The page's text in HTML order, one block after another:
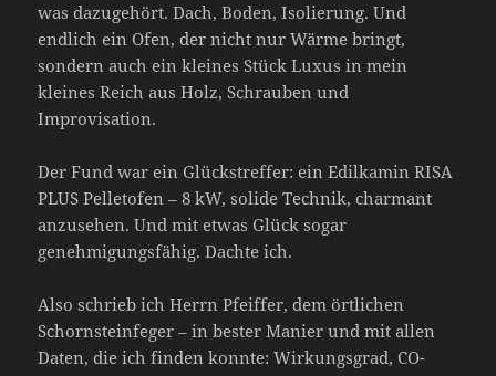
was dazugehört. Dach, Boden, Isolierung. Und
endlich ein Ofen, der nicht nur Wärme bringt,
sondern auch ein kleines Stück Luxus in mein
kleines Reich aus Holz, Schrauben und
Improvisation.
Der Fund war ein Glückstreffer: ein Edilkamin RISA
PLUS Pelletofen – 8 kW, solide Technik, charmant
anzusehen. Und mit etwas Glück sogar
genehmigungsfähig. Dachte ich.
Also schrieb ich Herrn Pfeiffer, dem örtlichen
Schornsteinfeger – in bester Manier und mit allen
Daten, die ich finden konnte: Wirkungsgrad, CO-